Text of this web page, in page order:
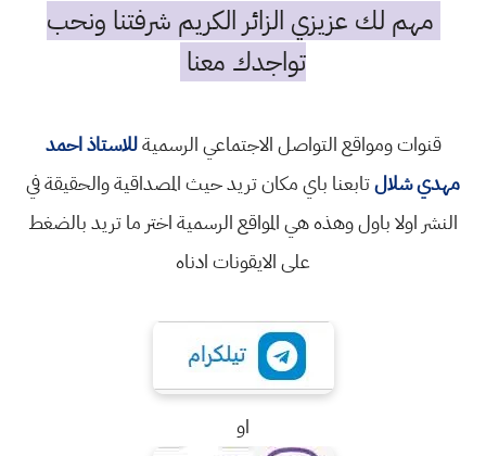
مهم لك عزيزي الزائر الكريم شرفتنا ونحب
تواجدك معنا
قنوات ومواقع التواصل الاجتماعي الرسميةللاستاذ احمد
مهدي شلالتابعنا باي مكان تريد حيث المصداقية والحقيقة في
النشر اولا باول وهذه هي المواقع الرسمية اختر ما تريد بالضغط
على الايقونات ادناه
او